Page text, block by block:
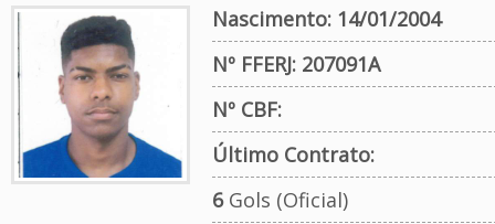
Nascimento: 14/01/2004
Nº FFERJ: 207091A
Nº CBF:
Último Contrato:
6Gols (Oficial)